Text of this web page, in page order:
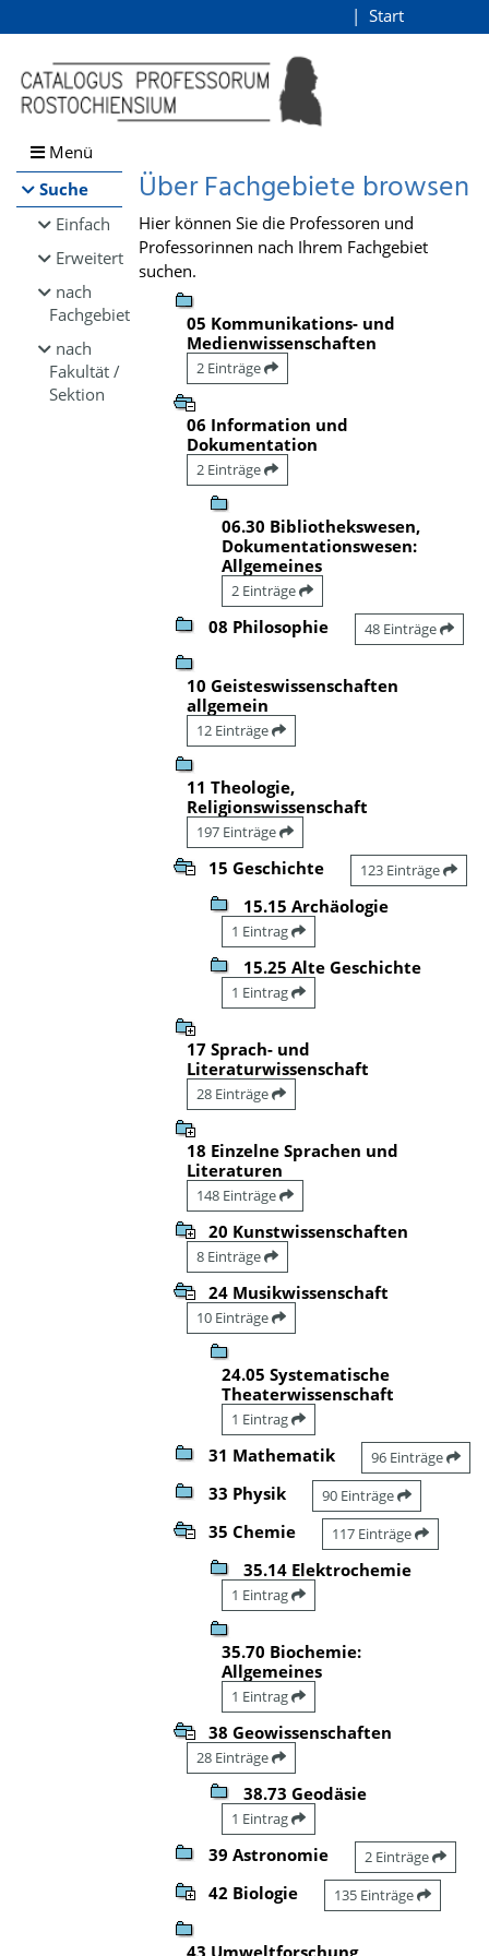
Browsen
direkt zum Inhalt
Start
Menü
Suche
Einfach
Erweitert
nach
Fachgebiet
nach
Fakultät /
Sektion
Über Fachgebiete browsen
Hier können Sie die Professoren und
Professorinnen nach Ihrem Fachgebiet
suchen.
05 Kommunikations- und
Medienwissenschaften
2 Einträge
06 Information und
Dokumentation
2 Einträge
06.30 Bibliothekswesen,
Dokumentationswesen:
Allgemeines
2 Einträge
08 Philosophie 48 Einträge
10 Geisteswissenschaften
allgemein
12 Einträge
11 Theologie,
Religionswissenschaft
197 Einträge
15 Geschichte 123 Einträge
15.15 Archäologie
1 Eintrag
15.25 Alte Geschichte
1 Eintrag
17 Sprach- und
Literaturwissenschaft
28 Einträge
18 Einzelne Sprachen und
Literaturen
148 Einträge
20 Kunstwissenschaften
8 Einträge
24 Musikwissenschaft
10 Einträge
24.05 Systematische
Theaterwissenschaft
1 Eintrag
31 Mathematik 96 Einträge
33 Physik 90 Einträge
35 Chemie 117 Einträge
35.14 Elektrochemie
1 Eintrag
35.70 Biochemie:
Allgemeines
1 Eintrag
38 Geowissenschaften
28 Einträge
38.73 Geodäsie
1 Eintrag
39 Astronomie 2 Einträge
42 Biologie 135 Einträge
43 Umweltforschung,